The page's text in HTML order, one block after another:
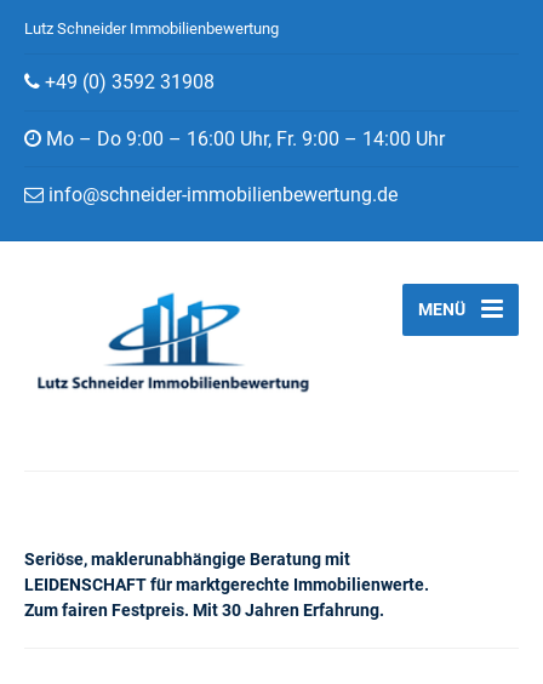
Lutz Schneider Immobilienbewertung
+49 (0) 3592 31908
Mo – Do 9:00 – 16:00 Uhr, Fr. 9:00 – 14:00 Uhr
info@schneider-immobilienbewertung.de
Seriöse, maklerunabhängige Beratung mit
LEIDENSCHAFT für marktgerechte Immobilienwerte.
Zum fairen Festpreis. Mit 30 Jahren Erfahrung.
MENÜ